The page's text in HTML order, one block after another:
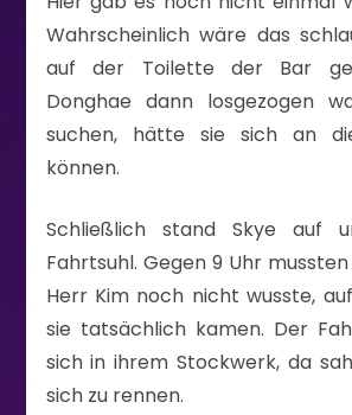
Wahrscheinlich wäre das
auf der Toilette der Bar
Donghae dann losgezogen
suchen, hätte sie sich an
können.
Schließlich stand Skye auf
Fahrtsuhl. Gegen 9 Uhr
Herr Kim noch nicht wusste,
sie tatsächlich kamen. Der
sich in ihrem Stockwerk, da
sich zu rennen.